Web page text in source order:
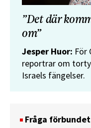
”Det där
om”
Jesper Huor: För
reportrar om
Israels fängelser.
Fråga förbundet